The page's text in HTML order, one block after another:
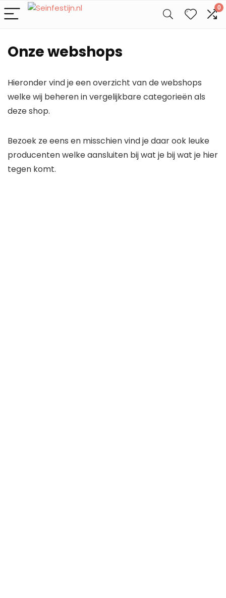
0
Onze webshops
Hieronder vind je een overzicht van de webshops
welke wij beheren in vergelijkbare categorieën als
deze shop.
Bezoek ze eens en misschien vind je daar ook leuke
producenten welke aansluiten bij wat je bij wat je hier
tegen komt.